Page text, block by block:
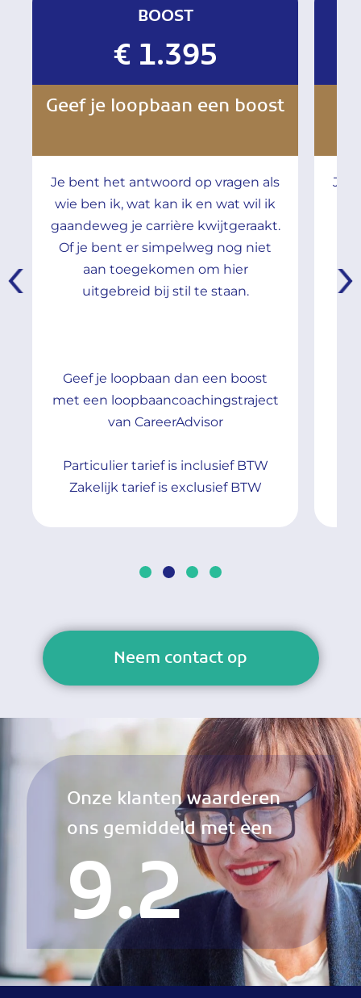
BOOST
€ 1.395
Geef je loopbaan een boost
Je bent het antwoord op vragen als
wie ben ik, wat kan ik en wat wil ik
gaandeweg je carrière kwijtgeraakt.
Of je bent er simpelweg nog niet
aan toegekomen om hier
uitgebreid bij stil te staan.
Geef je loopbaan dan een boost
met een loopbaancoachingstraject
van CareerAdvisor
Particulier tarief is inclusief BTW
Zakelijk tarief is exclusief BTW
Je
Neem contact op
Onze klanten waarderen
ons gemiddeld met een
9.2